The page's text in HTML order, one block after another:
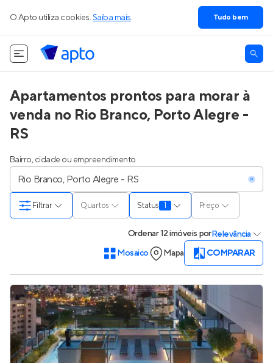
O Apto utiliza cookies. Saiba mais. Tudo bem
Apartamentos prontos para morar à
venda no Rio Branco, Porto Alegre -
RS
Bairro, cidade ou empreendimento
Quartos Status 1 Preço
Filtrar
Ordenar12 imóveis porRelevância
Mosaico
Mapa COMPARAR